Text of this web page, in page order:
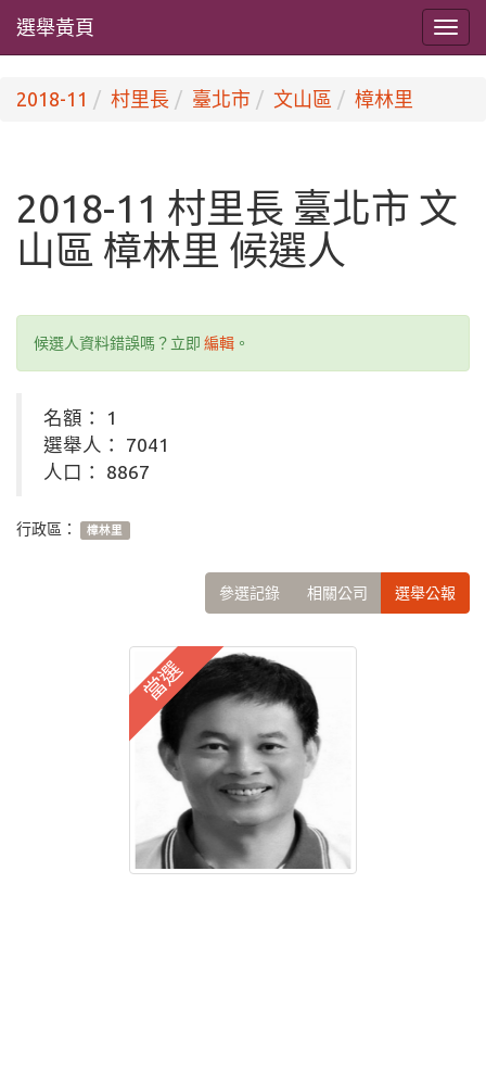
選舉黃頁
2018-11 村里長 臺北市 文山區 樟林里
2018-11 村里長 臺北市 文
山區 樟林里 候選人
候選人資料錯誤嗎？立即 編輯 。
名額： 1
選舉人： 7041
人口： 8867
行政區： 樟林里
參選記錄 相關公司 選舉公報
當選